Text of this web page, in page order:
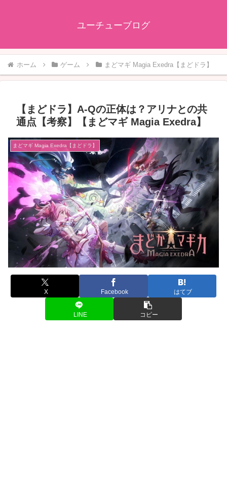
ユーチューブログ
ホーム ゲーム まどマギ Magia Exedra【まどドラ】
【まどドラ】A-Qの正体は？アリナとの共
通点【考察】【まどマギ Magia Exedra】
まどマギ Magia Exedra【まどドラ】
X Facebook はてブ
LINE コピー